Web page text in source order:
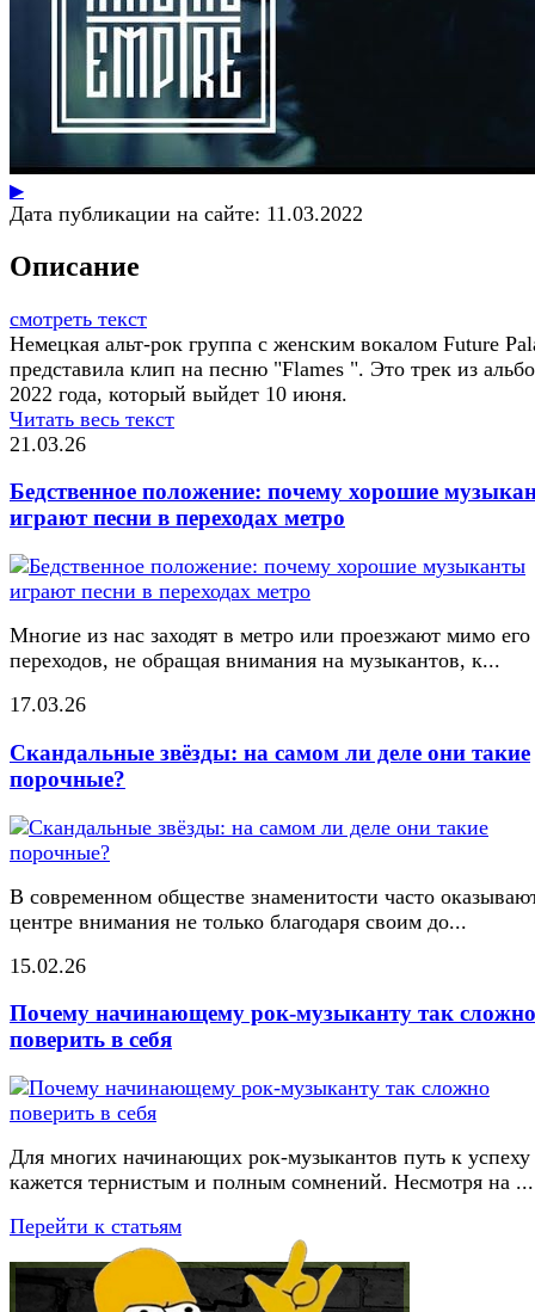
▶
Дата публикации на сайте: 11.03.2022
Описание
смотреть текст
Немецкая альт-рок группа с женским вокалом Future
представила клип на песню "Flames ". Это трек из
2022 года, который выйдет 10 июня.
Читать весь текст
21.03.26
Бедственное положение: почему хорошие
играют песни в переходах метро
Многие из нас заходят в метро или проезжают мимо его
переходов, не обращая внимания на музыкантов, к...
17.03.26
Скандальные звёзды: на самом ли деле они такие
порочные?
В современном обществе знаменитости часто
центре внимания не только благодаря своим до...
15.02.26
Почему начинающему рок-музыканту так сложно
поверить в себя
Для многих начинающих рок-музыкантов путь к успеху
кажется тернистым и полным сомнений. Несмотря на ...
Перейти к статьям